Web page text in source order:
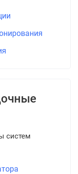
систем